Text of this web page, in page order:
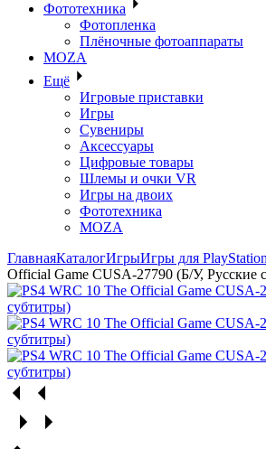
Фототехника
Фотопленка
Плёночные фотоаппараты
MOZA
Ещё
Игровые приставки
Игры
Сувениры
Аксессуары
Цифровые товары
Шлемы и очки VR
Игры на двоих
Фототехника
MOZA
ГлавнаяКаталогИгрыИгры для
Official Game CUSA-27790 (Б/У, Русские